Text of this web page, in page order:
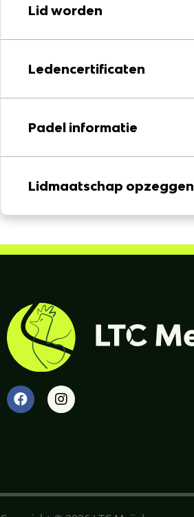
Lid worden
Ledencertificaten
Padel informatie
Lidmaatschap opzeggen